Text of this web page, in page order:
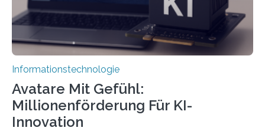
Informationstechnologie
Avatare Mit Gefühl:
Millionenförderung Für KI-
Innovation